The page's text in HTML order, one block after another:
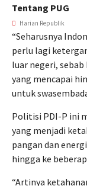
Tentang PUG
Harian Republik
“Seharusnya
perlu lagi
luar negeri,
yang mencapai
untuk
Politisi PDI-P ini
yang menjadi
pangan dan
hingga ke
“Artinya